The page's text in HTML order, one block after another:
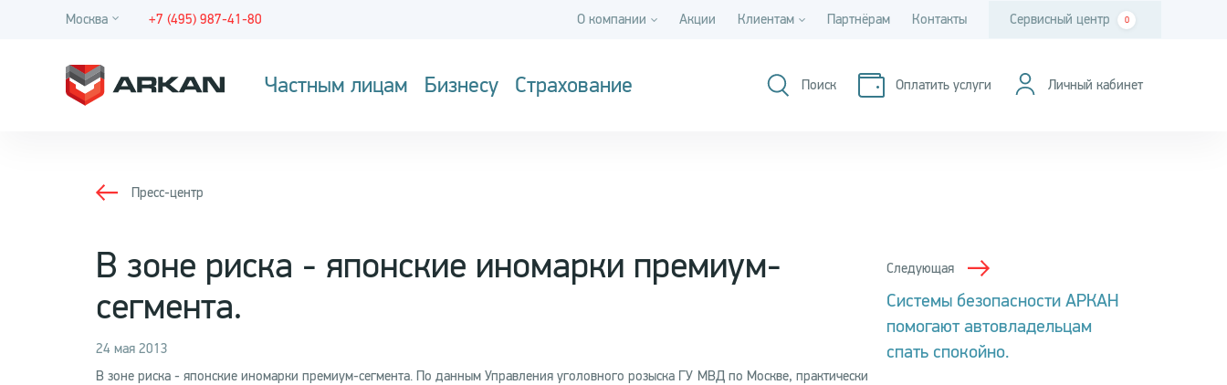
Москва +7 (495) 987-41-80 О компании Акции Клиентам Партнёрам Контакты Сервисный центр 0
Частным лицам Бизнесу Страхование Поиск Оплатить услуги Личный кабинет
Пресс-центр
В зоне риска - японские иномарки премиум-
сегмента.
24 мая 2013
В зоне риска - японские иномарки премиум-сегмента. По данным Управления уголовного розыска ГУ МВД по Москве, практически
Следующая
Системы безопасности АРКАН
помогают автовладельцам
спать спокойно.